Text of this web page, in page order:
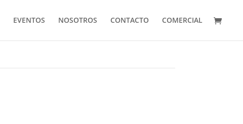
EVENTOS NOSOTROS CONTACTO COMERCIAL